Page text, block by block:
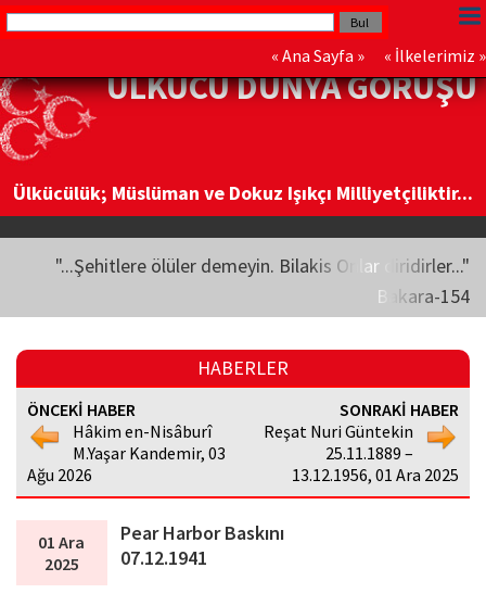
« Ana Sayfa » « İlkelerimiz »
ÜLKÜCÜ DÜNYA GÖRÜŞÜ
Ülkücülük; Müslüman ve Dokuz Işıkçı Milliyetçiliktir...
"...Şehitlere ölüler demeyin. Bilakis Onlar diridirler..."
Bakara-154
HABERLER
ÖNCEKİ HABER
Hâkim en-Nisâburî
M.Yaşar Kandemir, 03
Ağu 2026
SONRAKİ HABER
Reşat Nuri Güntekin
25.11.1889 –
13.12.1956, 01 Ara 2025
01 Ara
2025
Pear Harbor Baskını
07.12.1941